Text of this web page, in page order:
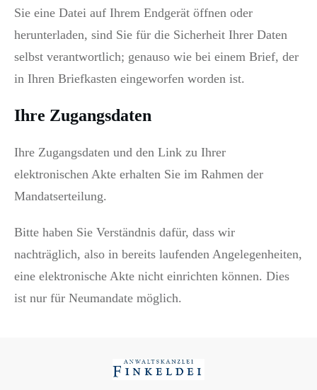
Sie eine Datei auf Ihrem Endgerät öffnen oder
herunterladen, sind Sie für die Sicherheit Ihrer Daten
selbst verantwortlich; genauso wie bei einem Brief, der
in Ihren Briefkasten eingeworfen worden ist.
Ihre Zugangsdaten
Ihre Zugangsdaten und den Link zu Ihrer
elektronischen Akte erhalten Sie im Rahmen der
Mandatserteilung.
Bitte haben Sie Verständnis dafür, dass wir
nachträglich, also in bereits laufenden Angelegenheiten,
eine elektronische Akte nicht einrichten können. Dies
ist nur für Neumandate möglich.